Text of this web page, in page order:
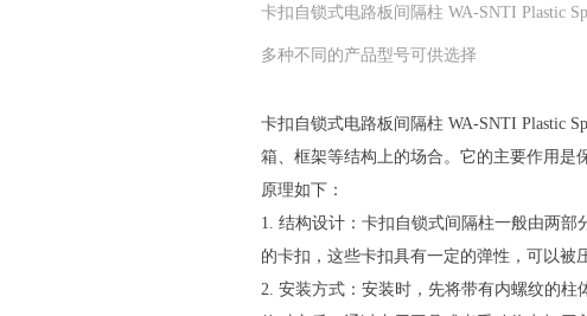
卡扣自锁式电路板间隔柱 WA-SNTI Plastic
多种不同的产品型号可供选择
卡扣自锁式电路板间隔柱 WA-SNTI Plastic
箱、框架等结构上的场合。它的主要作用是
原理如下：
1. 结构设计：卡扣自锁式间隔柱一般由两
的卡扣，这些卡扣具有一定的弹性，可以被
2. 安装方式：安装时，先将带有内螺纹的